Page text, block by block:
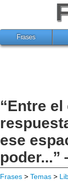
Frases
“Entre
ese
Frases > Temas >